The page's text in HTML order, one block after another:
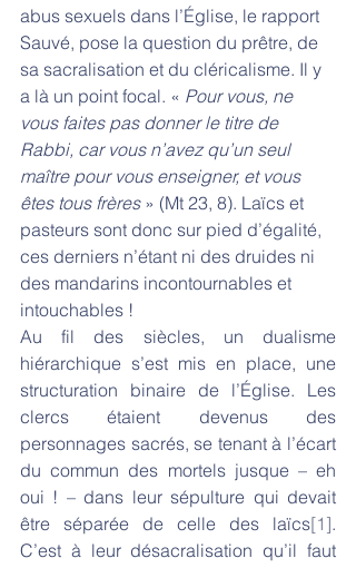
abus sexuels dans l’Église, le rapport
Sauvé, pose la question du prêtre, de
sa sacralisation et du cléricalisme. Il y
a là un point focal. « Pour vous, ne
vous faites pas donner le titre de
Rabbi, car vous n’avez qu’un seul
maître pour vous enseigner, et vous
êtes tous frères » (Mt 23, 8). Laïcs et
pasteurs sont donc sur pied d’égalité,
ces derniers n’étant ni des druides ni
des mandarins incontournables et
intouchables !
Au fil des siècles, un dualisme
hiérarchique s’est mis en place, une
structuration binaire de l’Église. Les
clercs étaient devenus des
personnages sacrés, se tenant à l’écart
du commun des mortels jusque – eh
oui ! – dans leur sépulture qui devait
être séparée de celle des laïcs[1].
C’est à leur désacralisation qu’il faut